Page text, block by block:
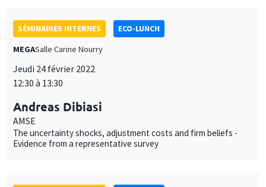
SÉMINAIRES INTERNES
ECO-LUNCH
MEGASalle Carine Nourry
Jeudi 24 février 2022
12:30 à 13:30
Andreas Dibiasi
AMSE
The uncertainty shocks, adjustment costs and firm beliefs -
Evidence from a representative survey